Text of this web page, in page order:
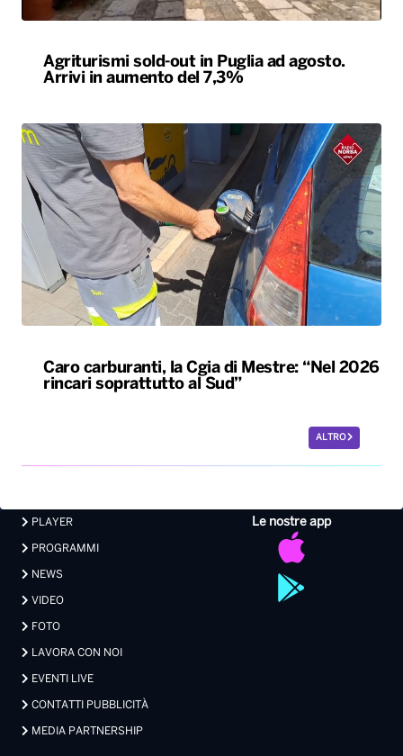
Agriturismi sold-out in Puglia ad agosto.
Arrivi in aumento del 7,3%
Caro carburanti, la Cgia di Mestre: “Nel 2026
rincari soprattutto al Sud”
ALTRO
Le nostre app
PLAYER
PROGRAMMI
NEWS
VIDEO
FOTO
LAVORA CON NOI
EVENTI LIVE
CONTATTI PUBBLICITÀ
MEDIA PARTNERSHIP